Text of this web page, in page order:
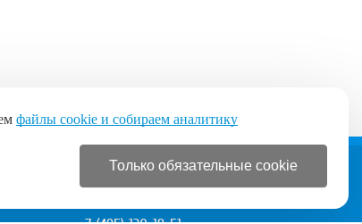
файлы cookie и собираем аналитику
Только обязательные cookie